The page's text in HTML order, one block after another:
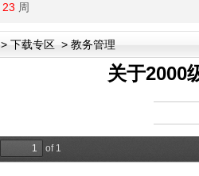
23 周
> 下载专区 > 教务管理
关于2000